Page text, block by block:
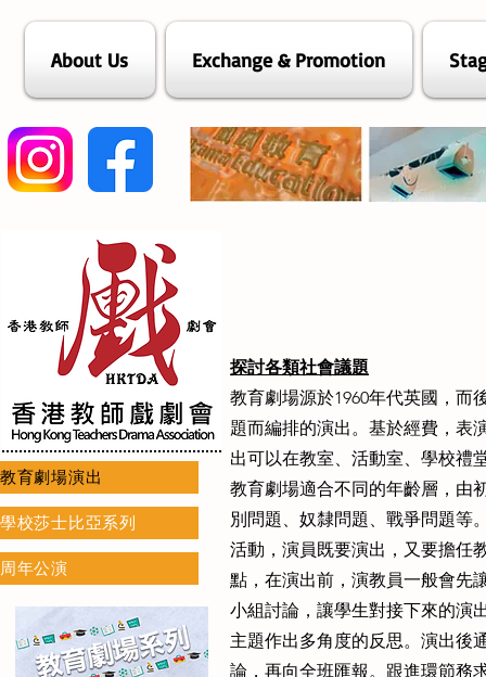
About Us Exchange & Promotion
教育劇場演出
學校莎士比亞系列
周年公演
探討各類社會議題
教育劇場源於1960年代英國，而
題而編排的演出。基於經費，表
出可以在教室、活動室、學校禮
教育劇場適合不同的年齡層，由
別問題、奴隸問題、戰爭問題等
活動，演員既要演出，又要擔任
點，在演出前，演教員一般會先
小組討論，讓學生對接下來的演
主題作出多角度的反思。演出後
論，再向全班匯報。跟進環節務